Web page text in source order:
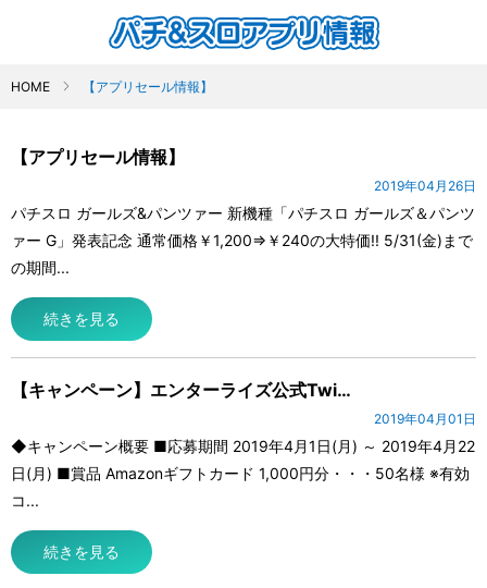
HOME 【アプリセール情報】
【アプリセール情報】
2019年04月26日
パチスロ ガールズ&パンツァー 新機種「パチスロ ガールズ＆パンツ
ァー G」発表記念 通常価格￥1,200⇒￥240の大特価!! 5/31(金)まで
の期間...
続きを見る
【キャンペーン】エンターライズ公式Twi…
2019年04月01日
◆キャンペーン概要 ■応募期間 2019年4月1日(月) ～ 2019年4月22
日(月) ■賞品 Amazonギフトカード 1,000円分・・・50名様 ※有効
コ...
続きを見る